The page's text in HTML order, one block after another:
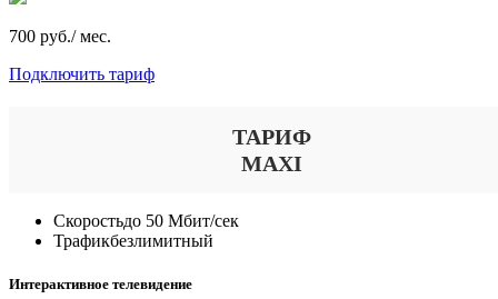
700 руб./ мес.
Подключить тариф
ТАРИФ
MAXI
Скоростьдо 50 Мбит/сек
Трафикбезлимитный
Интерактивное телевидение